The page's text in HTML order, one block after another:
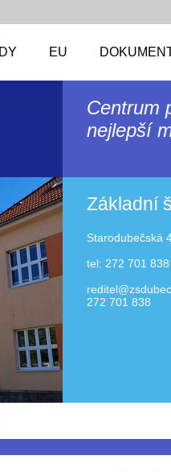
EU
Centrum
nejlepší
Základní
Starodubečská
tel: 272 701 838
272 701 838